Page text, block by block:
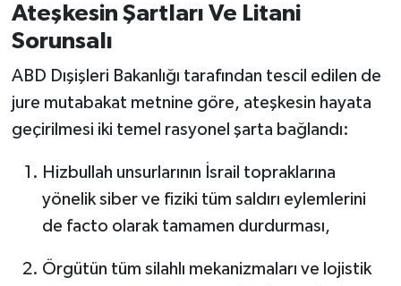
Ateşkesin Şartları Ve Litani
Sorunsalı
ABD Dışişleri Bakanlığı tarafından tescil edilen de
jure mutabakat metnine göre, ateşkesin hayata
geçirilmesi iki temel rasyonel şarta bağlandı:
Hizbullah unsurlarının İsrail topraklarına
yönelik siber ve fiziki tüm saldırı eylemlerini
de facto olarak tamamen durdurması,
Örgütün tüm silahlı mekanizmaları ve lojistik